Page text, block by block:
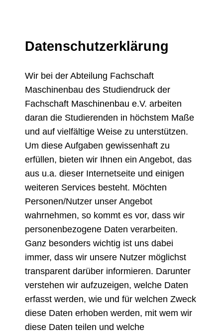
Datenschutzerklärung
Wir bei der Abteilung Fachschaft
Maschinenbau des Studiendruck der
Fachschaft Maschinenbau e.V. arbeiten
daran die Studierenden in höchstem Maße
und auf vielfältige Weise zu unterstützen.
Um diese Aufgaben gewissenhaft zu
erfüllen, bieten wir Ihnen ein Angebot, das
aus u.a. dieser Internetseite und einigen
weiteren Services besteht. Möchten
Personen/Nutzer unser Angebot
wahrnehmen, so kommt es vor, dass wir
personenbezogene Daten verarbeiten.
Ganz besonders wichtig ist uns dabei
immer, dass wir unsere Nutzer möglichst
transparent darüber informieren. Darunter
verstehen wir aufzuzeigen, welche Daten
erfasst werden, wie und für welchen Zweck
diese Daten erhoben werden, mit wem wir
diese Daten teilen und welche